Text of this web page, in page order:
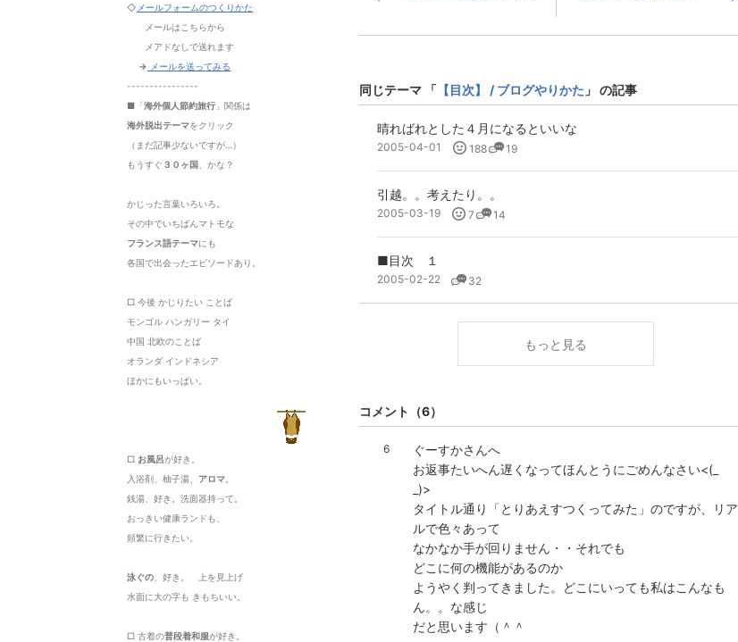
同じテーマ 「 【目次】 / ブログやりかた 」 の記事
晴ればれとした４月になるといいな
2005-04-01 188 19
引越。。考えたり。。
2005-03-19 7 14
■目次 １
2005-02-22 32
もっと見る
コメント （6）
6
ぐーすかさんへ
お返事たいへん遅くなってほんとうにごめんなさい<(_
_)>
タイトル通り「とりあえすつくってみた」のですが、リア
ルで色々あって
なかなか手が回りません・・それでも
どこに何の機能があるのか
ようやく判ってきました。どこにいっても私はこんなも
ん。。な感じ
だと思います（＾＾ゞ
◇ メールフォームのつくりかた
メールはこちらから
メアドなしで送れます
→ メールを送ってみる
----------------
■「海外個人節約旅行 」関係は
海外脱出テーマをクリック
（まだ記事少ないですが…）
もうすぐ ３０ヶ国 、かな？
かじった言葉いろいろ。
その中でいちばんマトモな
フランス語テーマにも
各国で出会ったエピソードあり。
□ 今後 かじりたい ことば
モンゴル ハンガリー タイ
中国 北欧のことば
オランダ インドネシア
ほかにもいっぱい。
□ お風呂が好き。
入浴剤、柚子湯、 アロマ
銭湯、好き。洗面器持って。
おっきい健康ランドも、
頻繁に行きたい。
泳ぐの 、好き。 上を見上げ
水面に大の字も きもちいい。
□ 古着の普段着和服が好き。